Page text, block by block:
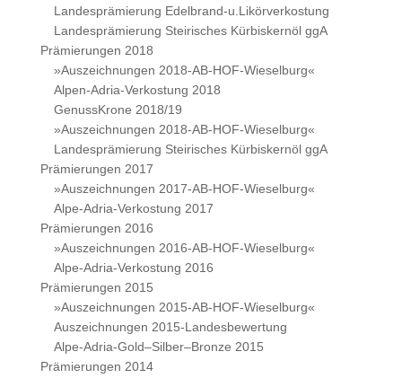
Landesprämierung Edelbrand-u.Likörverkostung
Landesprämierung Steirisches Kürbiskernöl ggA
Prämierungen 2018
»Auszeichnungen 2018-AB-HOF-Wieselburg«
Alpen-Adria-Verkostung 2018
GenussKrone 2018/19
»Auszeichnungen 2018-AB-HOF-Wieselburg«
Landesprämierung Steirisches Kürbiskernöl ggA
Prämierungen 2017
»Auszeichnungen 2017-AB-HOF-Wieselburg«
Alpe-Adria-Verkostung 2017
Prämierungen 2016
»Auszeichnungen 2016-AB-HOF-Wieselburg«
Alpe-Adria-Verkostung 2016
Prämierungen 2015
»Auszeichnungen 2015-AB-HOF-Wieselburg«
Auszeichnungen 2015-Landesbewertung
Alpe-Adria-Gold–Silber–Bronze 2015
Prämierungen 2014